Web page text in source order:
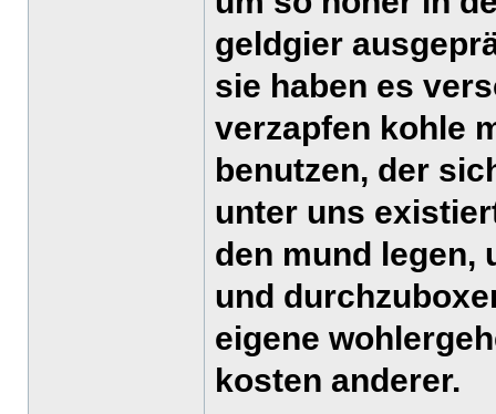
geldgier
sie haben es
verzapfen kohle
benutzen, der
unter uns
den mund legen,
und
eigene
kosten anderer.